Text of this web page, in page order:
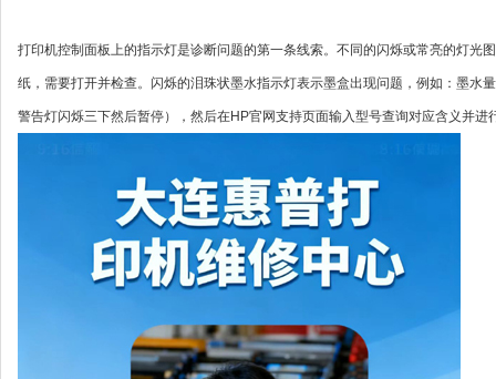
打印机控制面板上的指示灯是诊断问题的第一条线索。不同的闪烁或常亮的灯
纸，需要打开并检查。闪烁的泪珠状墨水指示灯表示墨盒出现问题，例如：墨
警告灯闪烁三下然后暂停），然后在HP官网支持页面输入型号查询对应含义并进